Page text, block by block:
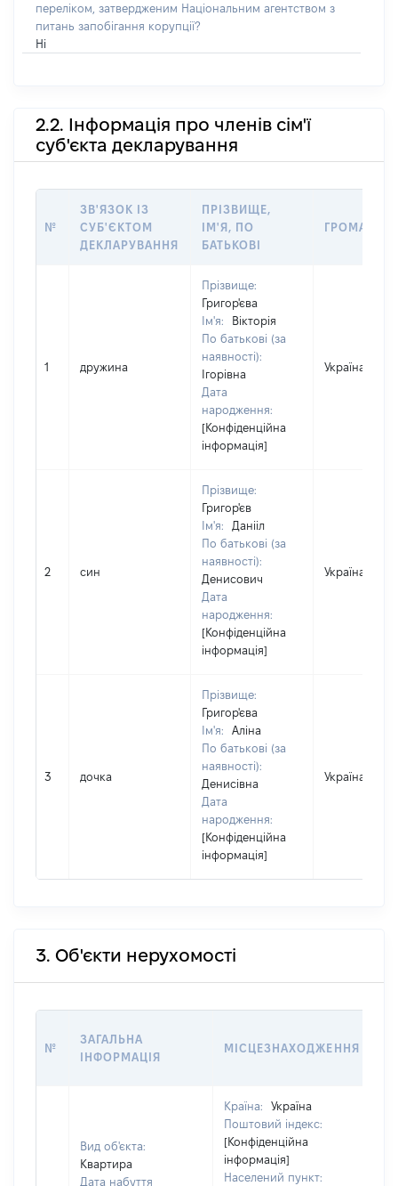
переліком, затвердженим Національним агентством з
питань запобігання корупції?
Ні
2.2. Інформація про членів сім'ї
суб'єкта декларування
№
ЗВ'ЯЗОК ІЗ
СУБ'ЄКТОМ
ДЕКЛАРУВАННЯ
ПРІЗВИЩЕ,
ІМ'Я, ПО
БАТЬКОВІ
1 дружина
Прізвище:
Григор'єва
Ім'я:
Вікторія
По батькові (за
наявності):
Ігорівна
Дата
народження:
[Конфіденційна
інформація]
Україна
2 син
Прізвище:
Григор'єв
Ім'я:
Данііл
По батькові (за
наявності):
Денисович
Дата
народження:
[Конфіденційна
інформація]
Україна
3 дочка
Прізвище:
Григор'єва
Ім'я:
Аліна
По батькові (за
наявності):
Денисівна
Дата
народження:
[Конфіденційна
інформація]
Україна
3. Об'єкти нерухомості
№
ЗАГАЛЬНА
ІНФОРМАЦІЯ
МІСЦЕЗНАХОДЖЕННЯ
Вид об'єкта:
Квартира
Дата набуття
Країна:
Україна
Поштовий індекс:
[Конфіденційна
інформація]
Населений пункт: